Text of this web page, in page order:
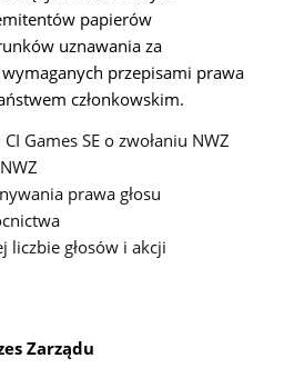
papierów
uznawania za
przepisami prawa
członkowskim.
Games SE o zwołaniu NWZ
prawa głosu
liczbie głosów i akcji
Zarządu